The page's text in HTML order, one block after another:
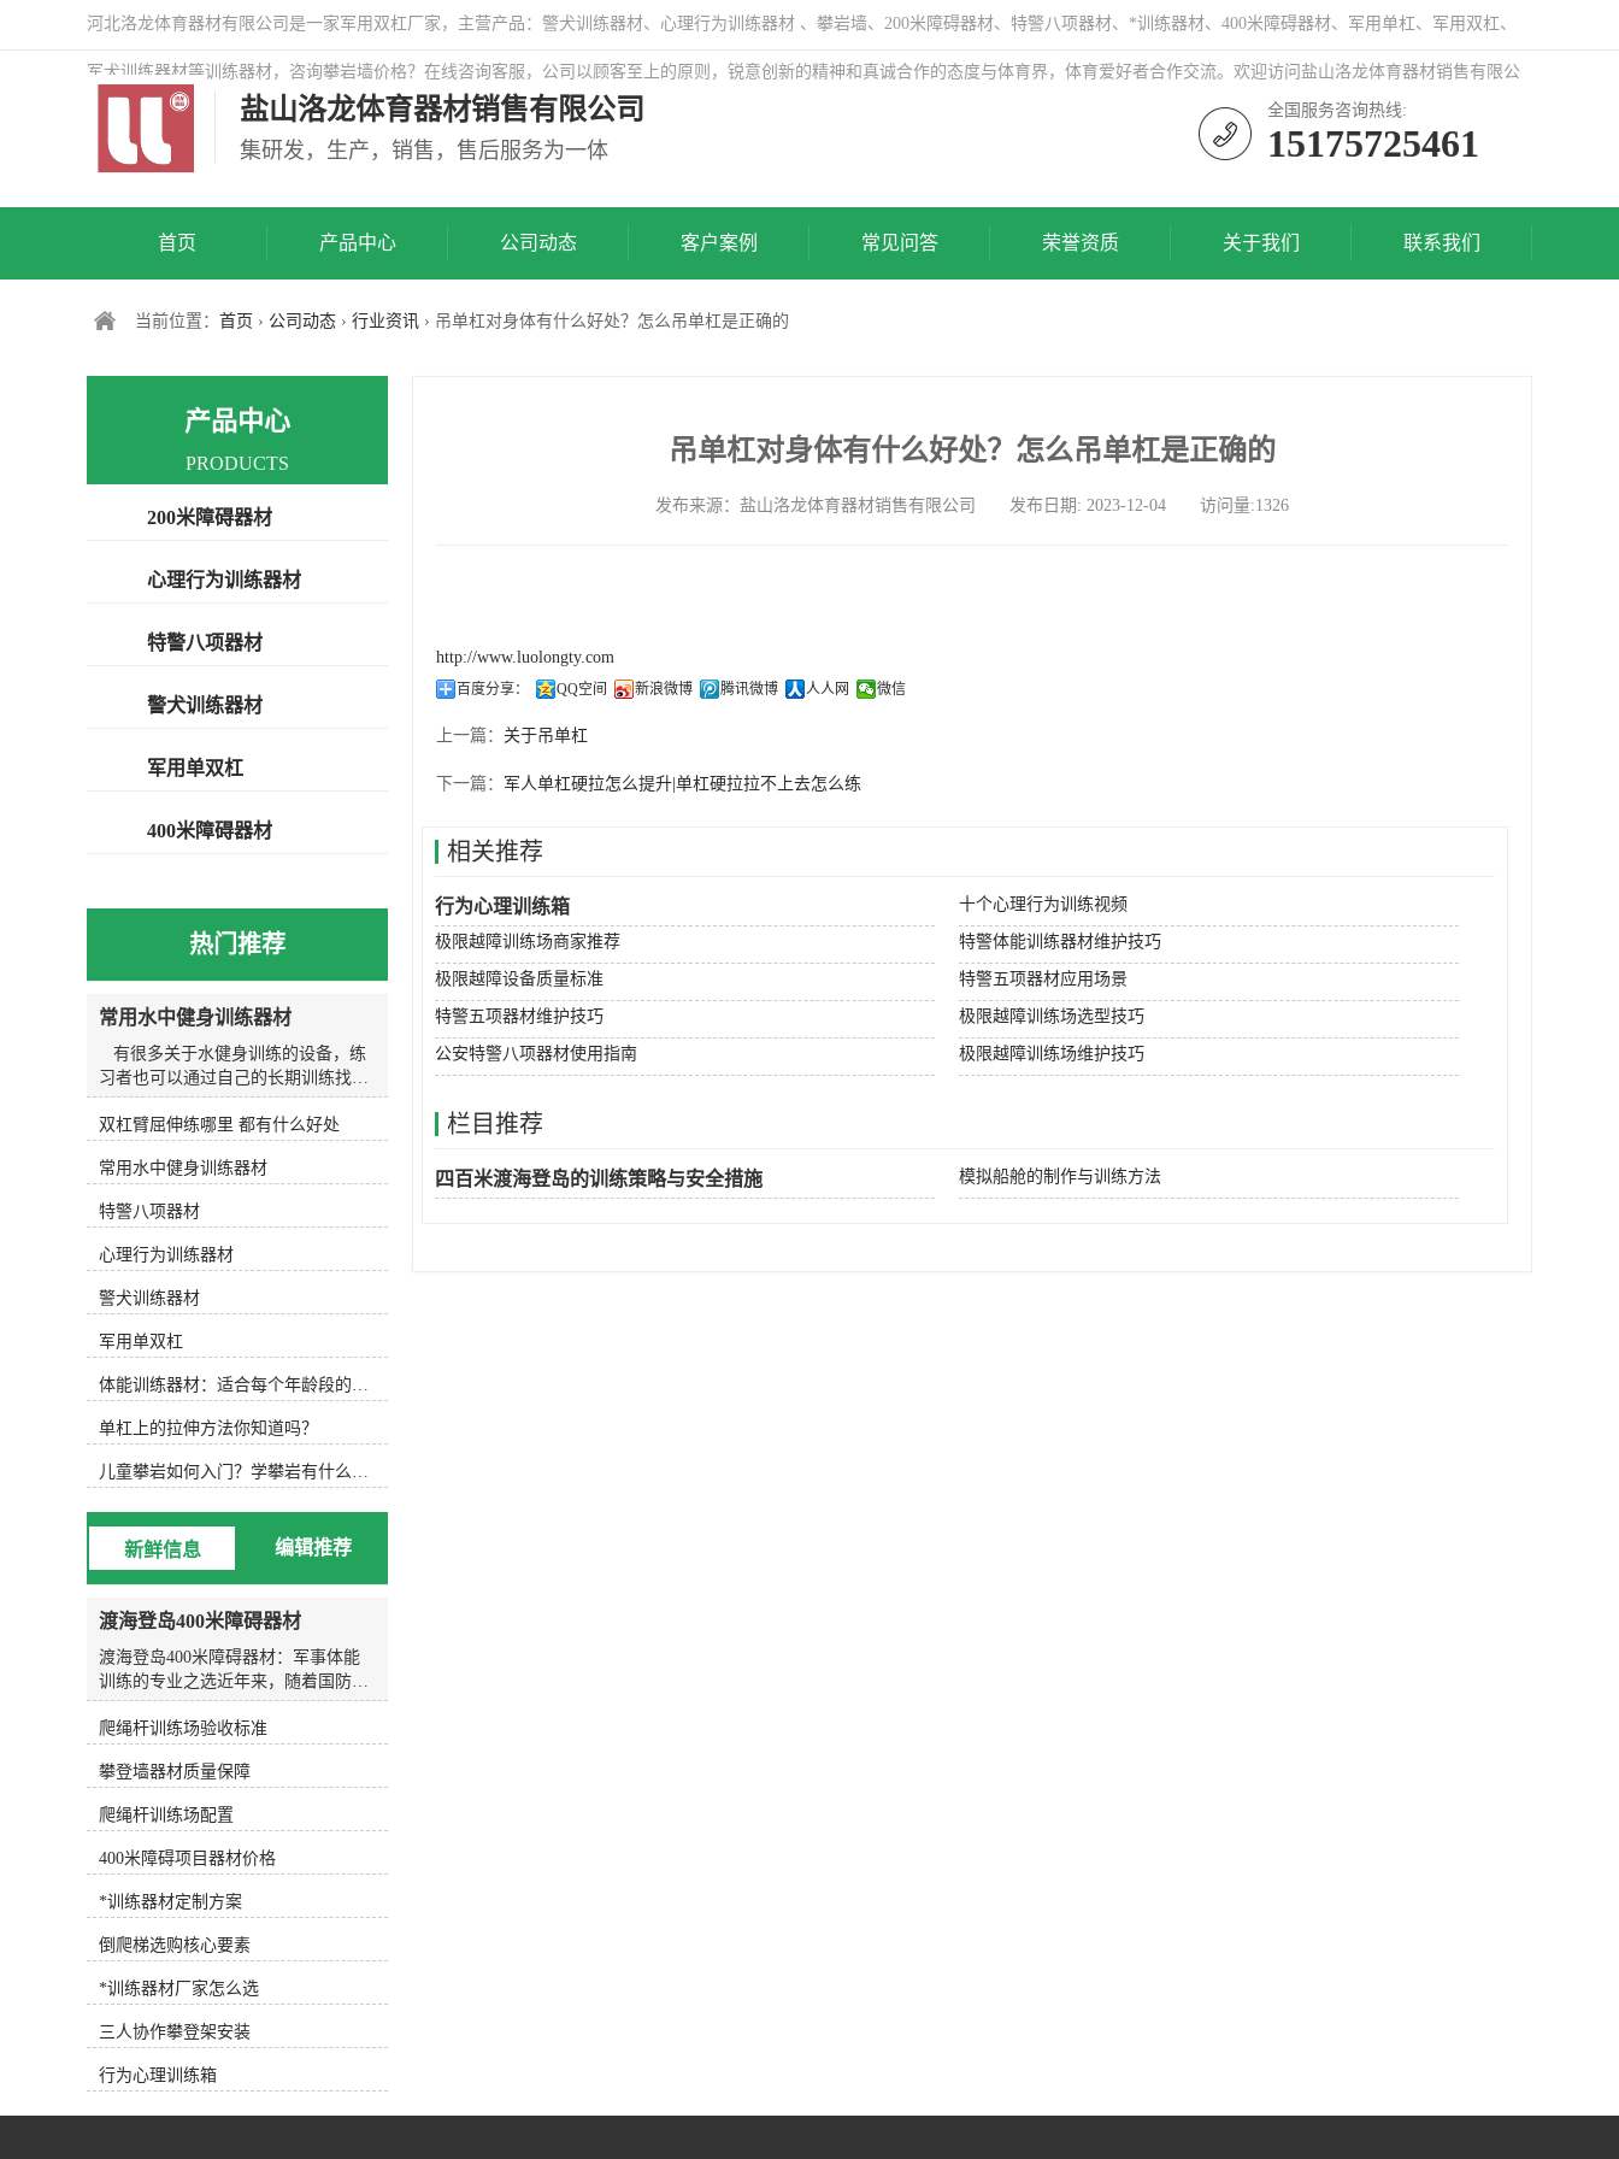
河北洛龙体育器材有限公司是一家军用双杠厂家，主营产品：警犬训练器材、心理行为训练器材 、攀岩墙、200米障碍器材、特警八项器材、*训练器材、400米障碍器材、军用单杠、军用双杠、
军犬训练器材等训练器材，咨询攀岩墙价格？在线咨询客服，公司以顾客至上的原则，锐意创新的精神和真诚合作的态度与体育界，体育爱好者合作交流。欢迎访问盐山洛龙体育器材销售有限公
盐山洛龙体育器材销售有限公司
集研发，生产，销售，售后服务为一体
全国服务咨询热线:
15175725461
首页 产品中心 公司动态 客户案例 常见问答 荣誉资质 关于我们 联系我们
当前位置： 首页 › 公司动态 › 行业资讯 › 吊单杠对身体有什么好处？怎么吊单杠是正确的
吊单杠对身体有什么好处？怎么吊单杠是正确的
发布来源：盐山洛龙体育器材销售有限公司 发布日期: 2023-12-04 访问量:1326
http://www.luolongty.com
百度分享： QQ空间 新浪微博 腾讯微博 人人网 微信
上一篇： 关于吊单杠
下一篇： 军人单杠硬拉怎么提升|单杠硬拉拉不上去怎么练
相关推荐
行为心理训练箱 十个心理行为训练视频
极限越障训练场商家推荐 特警体能训练器材维护技巧
极限越障设备质量标准 特警五项器材应用场景
特警五项器材维护技巧 极限越障训练场选型技巧
公安特警八项器材使用指南 极限越障训练场维护技巧
栏目推荐
四百米渡海登岛的训练策略与安全措施 模拟船舱的制作与训练方法
产品中心
PRODUCTS
200米障碍器材
心理行为训练器材
特警八项器材
警犬训练器材
军用单双杠
400米障碍器材
热门推荐
常用水中健身训练器材
有很多关于水健身训练的设备，练
习者也可以通过自己的长期训练找到
和发明适合自己的水训练设备。今天
主要介绍以下设备，可根据实际水训
滑鞋 游泳池底部很滑，可以穿防滑
鞋，防止动作变形，稳定完成所需动
作。2.水阻手套水阻手套 徒手运动
后，可选择抗组设备，增加运动难
度，通过阻力手套增加划水面积，练
习水中手臂运动。3.水中健身棒水中
浮力健身棒 水中的健身棒不仅可以
为练习者提供浮力，还可以通过浮力
提供抗组训练，增加练习难度，非常
实用。此外，健身棒具有很强的可塑
性，可以增加练习兴趣，摆出各种创
意造型。4.水中健身哑铃浮力哑铃
类似于水中健身棒，水中健身哑铃也
能为练习者提供浮力和阻力，用哑铃
进行的水中搏击强度很大！5.阻力葵
花阻力葵花向日葵鞋套的阻力 向日
葵可以手持或穿在脚上，以增加水的
面积和水的阻力。6.打水板打水板
水板是游泳场较常见、较方便的设
备，随处可见，也可用作抗阻训练设
备。7.浮力腰带深水浮力腰带 将浮
力带系在腰部，可为人体提供巨大的
浮力，使练习者在水中轻松完成训练
练习者各自的健身目标需求，可以选
择和使用健身器材，事半功倍！
双杠臂屈伸练哪里 都有什么好处
常用水中健身训练器材
特警八项器材
心理行为训练器材
警犬训练器材
军用单双杠
体能训练器材：适合每个年龄段的训练
单杠上的拉伸方法你知道吗？
儿童攀岩如何入门？学攀岩有什么好处？带娃攀岩两年的全面经验分享
新鲜信息 编辑推荐
渡海登岛400米障碍器材
渡海登岛400米障碍器材：军事体能
训练的专业之选近年来，随着国防教
育和全民健身理念的深入推进，军事
体能训练器材的需求日益增长。作为
体的专业企业，河北洛龙体育器材有
限公司长期专注于体育器材领域，凭
借过硬的技术实力和严格的品质管理
体系，赢得了众多客户的信赖与认
可。渡海登岛400米障碍器材的研发
背景渡海登岛400米障碍训练是军事
体能训练中的重要项目，旨在模拟实
战环境下的复杂地形挑战，锻炼参训
质和团队协作精神。这一训练项目对
器材的耐用性、安全性、仿真度提出
了极高要求。河北洛龙体育器材有限
公司深耕行业多年，充分调研军事训
练的实际需求，结合人体工程学原理
和运动力学特性，开发出符合高标准
爬绳杆训练场验收标准
攀登墙器材质量保障
爬绳杆训练场配置
400米障碍项目器材价格
*训练器材定制方案
倒爬梯选购核心要素
*训练器材厂家怎么选
三人协作攀登架安装
行为心理训练箱